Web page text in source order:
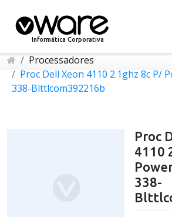
Informática Corporativa
Processadores
Proc Dell Xeon 4110 2.1ghz 8c P/
338-Blttlcom392216b
Proc
4110
338-